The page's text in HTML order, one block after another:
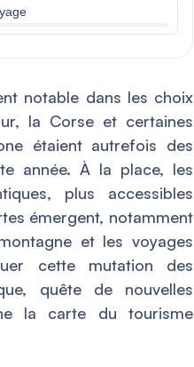
notable dans les choix
la Corse et certaines
étaient autrefois des
année. À la place, les
plus accessibles
émergent, notamment
et les voyages
cette mutation des
quête de nouvelles
la carte du tourisme